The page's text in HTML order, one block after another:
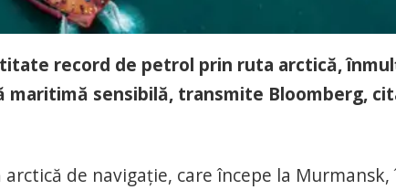
record de petrol prin ruta arctică,
maritimă sensibilă, transmite Bloomberg,
de navigaţie, care începe la Murmansk,